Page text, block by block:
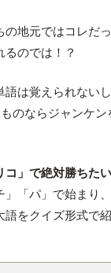
地元ではコレだ
るのでは！？
語は覚えられない
のならジャンケ
コ」で絶対勝ちたい
」「パ」で始まり
をクイズ形式で